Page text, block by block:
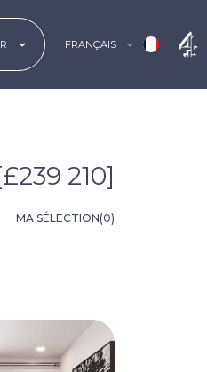
FRANÇAIS
210]
MA SÉLECTION(0)